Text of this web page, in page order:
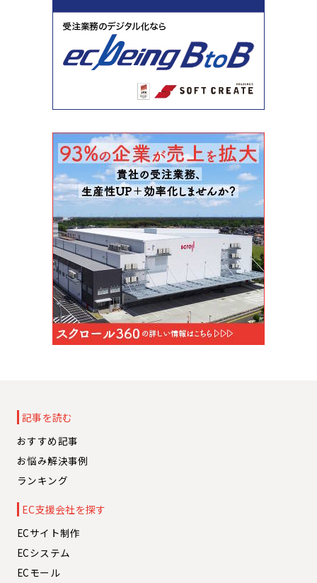
記事を読む
おすすめ記事
お悩み解決事例
ランキング
EC支援会社を探す
ECサイト制作
ECシステム
ECモール